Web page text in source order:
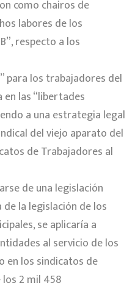
como chairos de
labores de los
respecto a los
para los trabajadores del
las “libertades
a una estrategia legal
del viejo aparato del
de Trabajadores al
de una legislación
la legislación de los
se aplicaría a
al servicio de los
en los sindicatos de
2 mil 458